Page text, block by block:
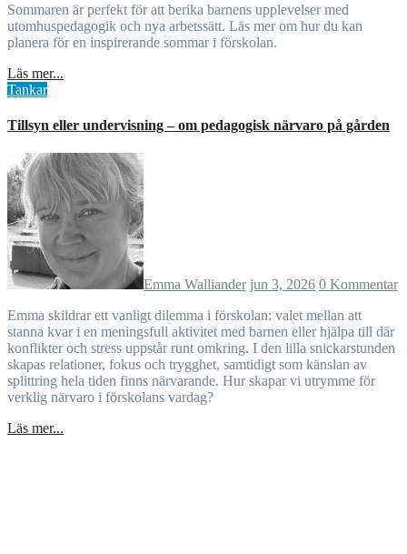
Sommaren är perfekt för att berika barnens upplevelser med
utomhuspedagogik och nya arbetssätt. Läs mer om hur du kan
planera för en inspirerande sommar i förskolan.
Läs mer...
Tankar
Tillsyn eller undervisning – om pedagogisk närvaro på gården
Emma Walliander jun 3, 2026 0 Kommentar
Emma skildrar ett vanligt dilemma i förskolan: valet mellan att
stanna kvar i en meningsfull aktivitet med barnen eller hjälpa till där
konflikter och stress uppstår runt omkring. I den lilla snickarstunden
skapas relationer, fokus och trygghet, samtidigt som känslan av
splittring hela tiden finns närvarande. Hur skapar vi utrymme för
verklig närvaro i förskolans vardag?
Läs mer...